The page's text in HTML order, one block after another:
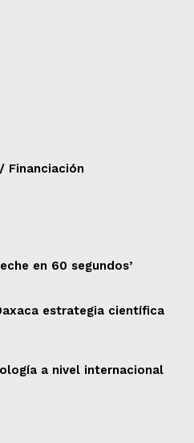
Financiación
en 60 segundos’
estrategia científica
a nivel internacional